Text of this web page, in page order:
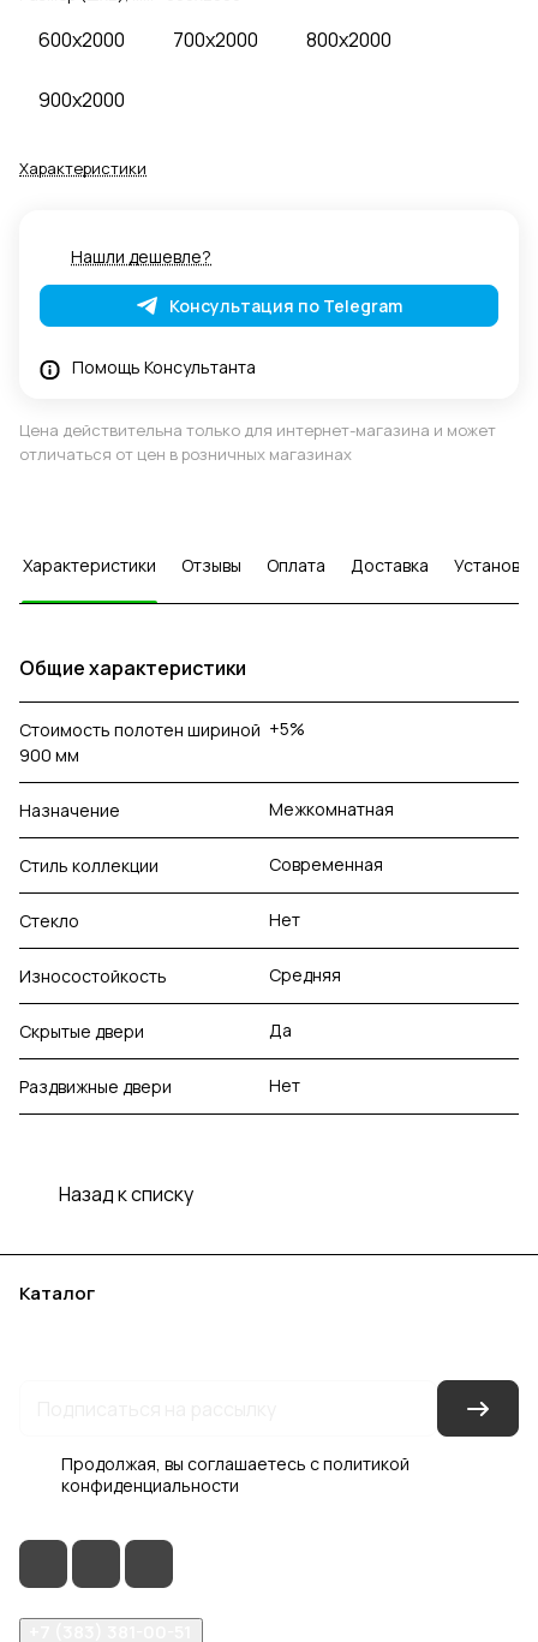
600x2000 700x2000 800x2000
900x2000
Характеристики
Нашли дешевле?
Консультация по Telegram
Помощь Консультанта
Цена действительна только для интернет-магазина и может
отличаться от цен в розничных магазинах
Характеристики Отзывы Оплата Доставка Установка
Общие характеристики
Стоимость полотен шириной
900 мм
+5%
Назначение Межкомнатная
Стиль коллекции Современная
Стекло Нет
Износостойкость Средняя
Скрытые двери Да
Раздвижные двери Нет
Назад к списку
Каталог
Продолжая, вы соглашаетесь сполитикой
конфиденциальности